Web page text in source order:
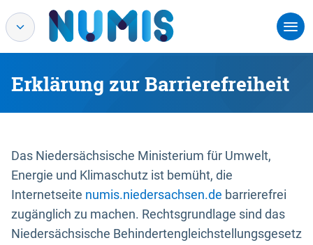
Erklärung zur Barrierefreiheit
Das Niedersächsische Ministerium für Umwelt,
Energie und Klimaschutz ist bemüht, die
Internetseite numis.niedersachsen.de barrierefrei
zugänglich zu machen. Rechtsgrundlage sind das
Niedersächsische Behindertengleichstellungsgesetz